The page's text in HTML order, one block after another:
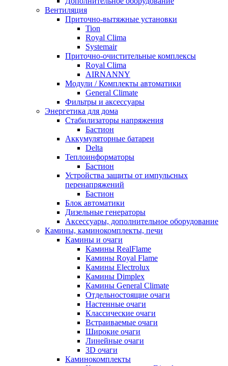
Вентиляция
Приточно-вытяжные установки
Tion
Royal Clima
Systemair
Приточно-очистительные комплексы
Royal Clima
AIRNANNY
Модули / Комплекты автоматики
General Climate
Фильтры и аксессуары
Энергетика для дома
Стабилизаторы напряжения
Бастион
Аккумуляторные батареи
Delta
Теплоинформаторы
Бастион
Устройства защиты от импульсных
перенапряжений
Бастион
Блок автоматики
Дизельные генераторы
Аксессуары, дополнительное оборудование
Камины, каминокомплекты, печи
Камины и очаги
Камины RealFlame
Камины Royal Flame
Камины Electrolux
Камины Dimplex
Камины General Climate
Отдельностоящие очаги
Настенные очаги
Классические очаги
Встраиваемые очаги
Широкие очаги
Линейные очаги
3D очаги
Каминокомплекты